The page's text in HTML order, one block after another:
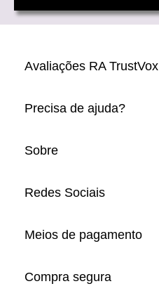
Avaliações RA TrustVox
Precisa de ajuda?
Sobre
Redes Sociais
Meios de pagamento
Compra segura